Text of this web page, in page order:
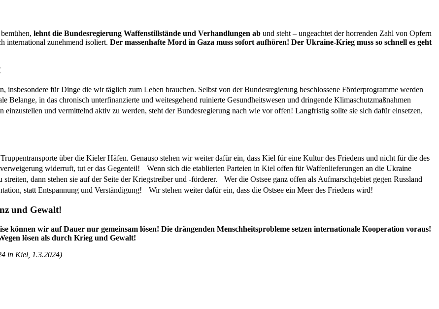
lehnt die Bundesregierung Waffenstillstände und Verhandlungen ab und steht – ungeachtet der horrenden Zahl von Opfern
international zunehmend isoliert. Der massenhafte Mord in Gaza muss sofort aufhören! Der Ukraine-Krieg muss so schnell es geht
für Dinge die wir täglich zum Leben brauchen. Selbst von der Bundesregierung beschlossene Förderprogramme werden
in das chronisch unterfinanzierte und weitesgehend ruinierte Gesundheitswesen und dringende Klimaschutzmaßnahmen
und vermittelnd aktiv zu werden, steht der Bundesregierung nach wie vor offen! Langfristig sollte sie sich dafür einsetzen,
über die Kieler Häfen. Genauso stehen wir weiter dafür ein, dass Kiel für eine Kultur des Friedens und nicht für die des
widerruft, tut er das Gegenteil! Wenn sich die etablierten Parteien in Kiel offen für Waffenlieferungen an die Ukraine
dann stehen sie auf der Seite der Kriegstreiber und -förderer. Wer die Ostsee ganz offen als Aufmarschgebiet gegen Russland
statt Entspannung und Verständigung! Wir stehen weiter dafür ein, dass die Ostsee ein Meer des Friedens wird!
und Gewalt!
können wir auf Dauer nur gemeinsam lösen! Die drängenden Menschheitsprobleme setzen internationale Kooperation voraus!
lösen als durch Krieg und Gewalt!
in Kiel, 1.3.2024)